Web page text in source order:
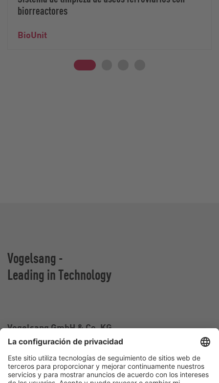
biorreactores
BioUnit
Vogelsang -
Leading in Technology
Vogelsang GmbH & Co. KG
Holthoege 10-14
49632 Essen (Oldenburg)
Alemania